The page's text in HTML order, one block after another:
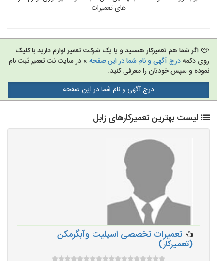
های تعمیرات
اگر شما هم تعمیرکار هستید و یا یک شرکت تعمیر لوازم دارید با کلیک
روی دکمهدرج آگهی و نام شما در این صفحه » در سایت نت تعمیر ثبت نام
نموده و سپس خودتان را معرفی کنید.
درج آگهی و نام شما در این صفحه
لیست بهترین تعمیرکارهای زابل
تعمیرات تخصصی اسپلیت وآبگرمکن
(تعمیرکار)